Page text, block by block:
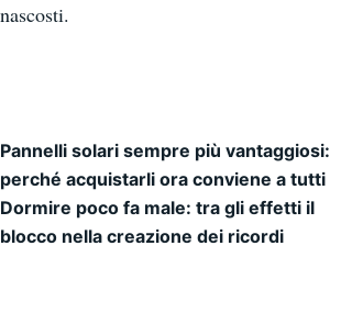
nascosti.
Navigazione articoli
Pannelli solari sempre più vantaggiosi:
perché acquistarli ora conviene a tutti
Dormire poco fa male: tra gli effetti il
blocco nella creazione dei ricordi